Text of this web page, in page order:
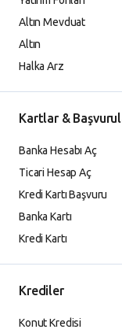
Altın Mevduat
Altın
Halka Arz
Kartlar &
Banka Hesabı Aç
Ticari Hesap Aç
Kredi Kartı Başvuru
Banka Kartı
Kredi Kartı
Krediler
Konut Kredisi